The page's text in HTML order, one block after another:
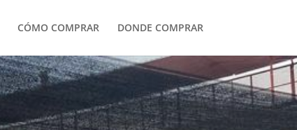
CÓMO COMPRAR DONDE COMPRAR